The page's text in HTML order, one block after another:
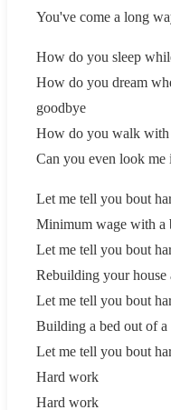
You've come a long
How do you sleep
How do you dream
goodbye
How do you walk with
Can you even look me
Let me tell you bout
Minimum wage with a
Let me tell you bout
Rebuilding your house
Let me tell you bout
Building a bed out of a
Let me tell you bout
Hard work
Hard work